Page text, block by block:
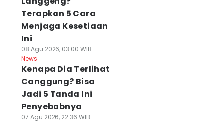
Terapkan 5 Cara
Menjaga Kesetiaan
Ini
08 Agu 2026, 03:00 WIB
News
Kenapa Dia Terlihat
Canggung? Bisa
Jadi 5 Tanda Ini
Penyebabnya
07 Agu 2026, 22:36 WIB